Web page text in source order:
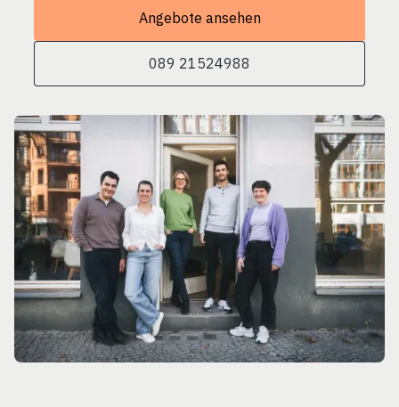
Angebote ansehen
089 21524988